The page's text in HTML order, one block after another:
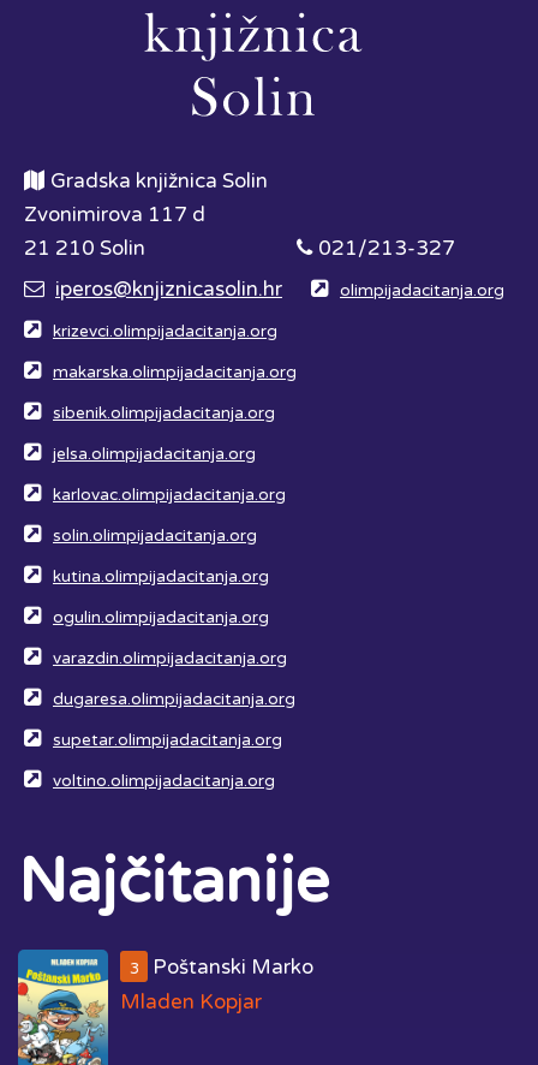
Gradska knjižnica Solin
Zvonimirova 117 d
21 210 Solin
021/213-327
iperos@knjiznicasolin.hr
olimpijadacitanja.org
krizevci.olimpijadacitanja.org
makarska.olimpijadacitanja.org
sibenik.olimpijadacitanja.org
jelsa.olimpijadacitanja.org
karlovac.olimpijadacitanja.org
solin.olimpijadacitanja.org
kutina.olimpijadacitanja.org
ogulin.olimpijadacitanja.org
varazdin.olimpijadacitanja.org
dugaresa.olimpijadacitanja.org
supetar.olimpijadacitanja.org
voltino.olimpijadacitanja.org
Najčitanije
3
Poštanski Marko
Mladen Kopjar